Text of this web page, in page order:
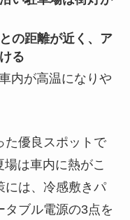
の距離が近く、ア
る
内が高温になりや
た優良スポットで
は車内に熱がこ
には、冷感敷きパ
タブル電源の3点を